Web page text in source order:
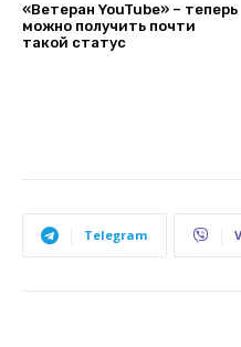
«Ветеран YouTube» – теперь
можно получить почти
такой статус
Telegram